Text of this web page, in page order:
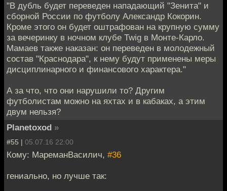
"В дубль будет переведен нападающий "Зенита" и
сборной России по футболу Александр Кокорин.
Кроме этого он будет оштрафован на крупную сумму
за вечеринку в ночном клубе Twig в Монте-Карло.
Мамаев также наказан: он переведен в молодежный
состав "Краснодара", к нему будут применены меры
дисциплинарного и финансового характера."
А за что, что они нарушили то? Другим
футболистам можно на яхтах и в кабаках, а этим
двум нельзя?
Planetoxod »
#55 | 05.07.16 22:00
Кому: МареманВасилич, #36
гениально, но лучше так: